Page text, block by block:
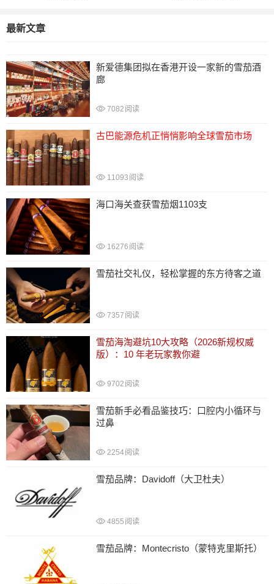
最新文章
新爱德集团拟在香港开设一家新的雪茄酒
廊
7082 阅读
古巴能源危机正悄悄影响全球雪茄市场
11093 阅读
海口海关查获雪茄烟1103支
16276 阅读
雪茄社交礼仪，轻松掌握的东方待客之道
7357 阅读
雪茄海淘避坑10大攻略（2026新规权威
版）：10 年老玩家教你避
9702 阅读
雪茄新手必看品鉴技巧：口腔内小循环与
过鼻
2254阅读
雪茄品牌：Davidoff（大卫杜夫）
4855 阅读
雪茄品牌：Montecristo（蒙特克里斯托）